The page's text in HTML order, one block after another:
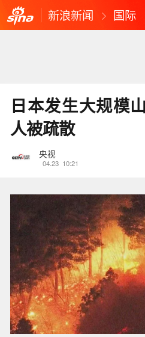
新浪新闻 国际
日本发生大规模
人被疏散
央视
04.23 10:21